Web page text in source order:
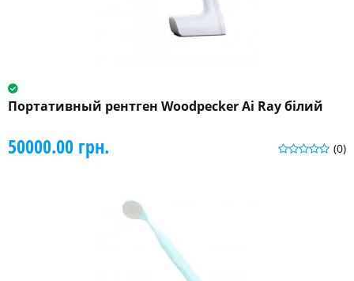
Портативный рентген Woodpecker Ai Ray білий
(0)
50000.00 грн.